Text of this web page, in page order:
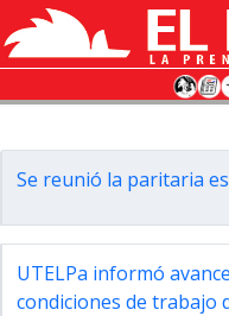
Se reunió la paritaria
UTELPa informó
condiciones de trabajo